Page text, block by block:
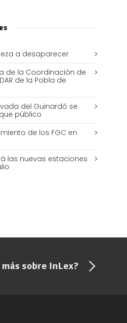
a desaparecer
de la Coordinación de
de la Pobla de
del Guinardó se
público
de los FGC en
las nuevas estaciones
sobre InLex?